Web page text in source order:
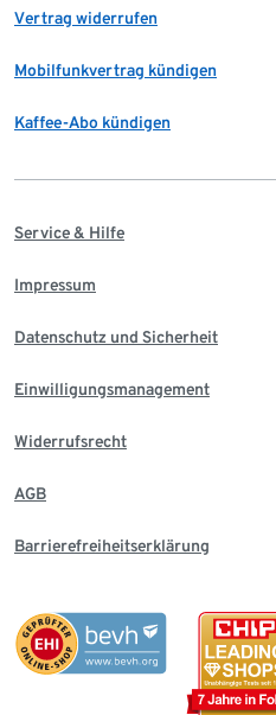
Vertrag widerrufen
Mobilfunkvertrag kündigen
Kaffee-Abo kündigen
Service & Hilfe
Impressum
Datenschutz und Sicherheit
Einwilligungsmanagement
Widerrufsrecht
AGB
Barrierefreiheitserklärung